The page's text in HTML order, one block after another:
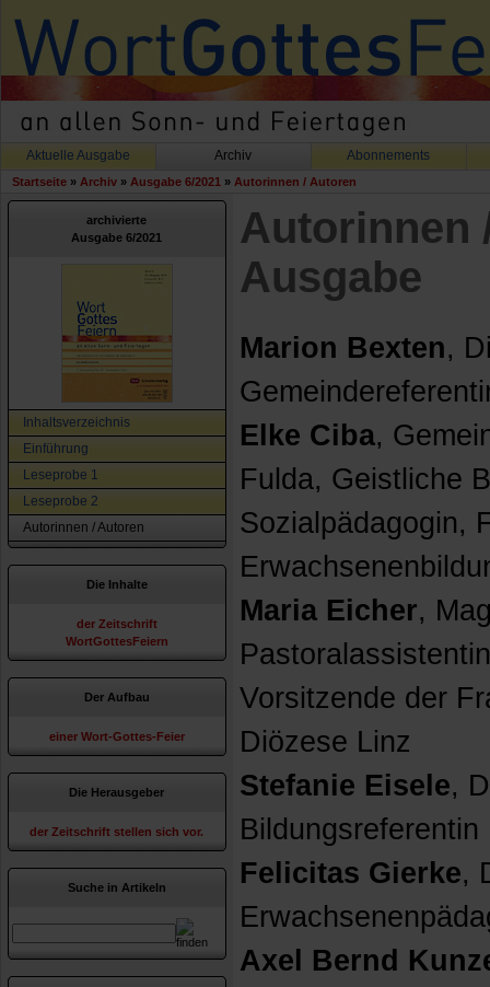
Aktuelle Ausgabe Archiv Abonnements
Startseite » Archiv » Ausgabe 6/2021 » Autorinnen / Autoren
archivierte
Ausgabe 6/2021
Inhaltsverzeichnis
Einführung
Leseprobe 1
Leseprobe 2
Autorinnen / Autoren
Die Inhalte
der Zeitschrift
WortGottesFeiern
Der Aufbau
einer Wort-Gottes-Feier
Die Herausgeber
der Zeitschrift stellen sich vor.
Suche in Artikeln
Autorinnen
Ausgabe
Marion Bexten,
Elke Ciba,
Fulda, Geistliche
Sozialpädagogin,
Maria Eicher,
Vorsitzende der
Diözese Linz
Stefanie Eisele,
Felicitas Gierke,
Axel Bernd